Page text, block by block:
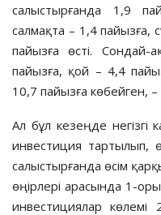
салыстырғанда 1,9
салмақта – 1,4 пайызға,
пайызға өсті. Сондай-
пайызға, қой – 4,4
10,7 пайызға көбейген,
Ал бұл кезеңде негізгі
инвестиция тартылып,
салыстырғанда өсім
өңірлері арасында 1-
инвестициялар көлемі